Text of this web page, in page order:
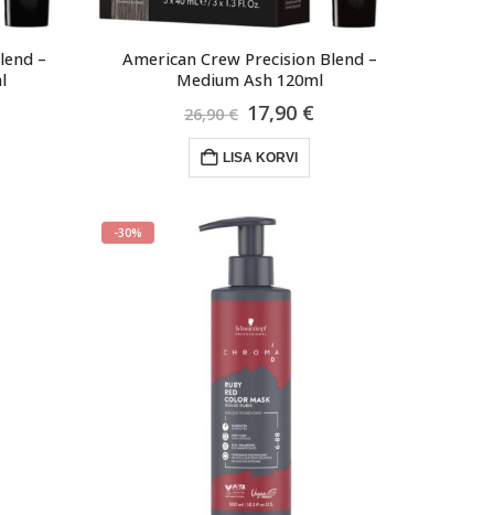
–
American Crew Precision Blend –
Medium Ash 120ml
26,90€ Algne
hind
oli:
26,90 €.
17,90 €Praegune
LISA KORVI
-30%